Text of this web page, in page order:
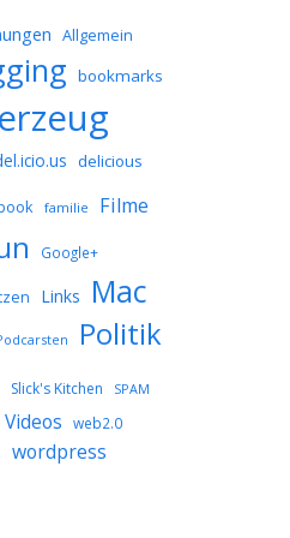
Allgemein
bookmarks
delicious
familie Filme
Google+
Links Mac
Politik
Slick's Kitchen SPAM
Videos web2.0
wordpress